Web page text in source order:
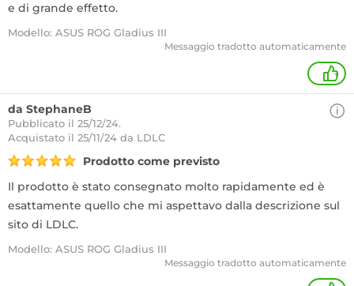
e di grande effetto.
Modello: ASUS ROG Gladius III
Messaggio tradotto automaticamente
+
da StephaneB
Pubblicato il 25/12/24.
Acquistato il 25/11/24 da LDLC
Prodotto come previsto
Il prodotto è stato consegnato molto rapidamente ed è
esattamente quello che mi aspettavo dalla descrizione sul
sito di LDLC.
Modello: ASUS ROG Gladius III
Messaggio tradotto automaticamente